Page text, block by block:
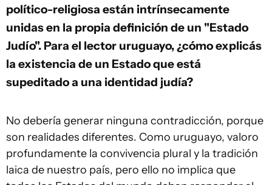
político-religiosa están intrínsecamente
unidas en la propia definición de un "Estado
Judío". Para el lector uruguayo, ¿cómo explicás
la existencia de un Estado que está
supeditado a una identidad judía?
No debería generar ninguna contradicción, porque
son realidades diferentes. Como uruguayo, valoro
profundamente la convivencia plural y la tradición
laica de nuestro país, pero ello no implica que